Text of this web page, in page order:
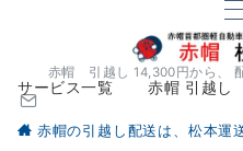
赤帽 引越し 14,300円から、
サービス一覧 赤帽 引越し
赤帽の引越し配送は、松本運